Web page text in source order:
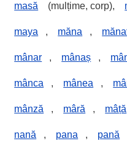
masă (mulțime, corp),
maya , măna ,
mânar , mânaș ,
mânca , mânea ,
mânză , mâră , mâță
nană , pana , pană